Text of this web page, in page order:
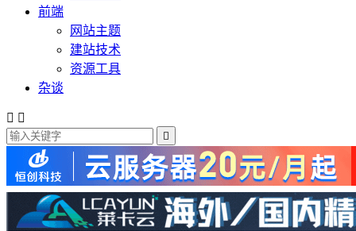
前端
网站主题
建站技术
资源工具
杂谈
 
